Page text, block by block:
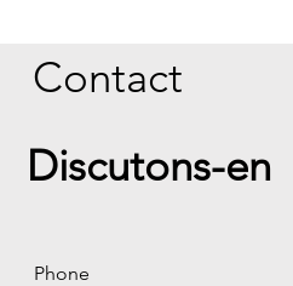
Contact
Discutons-en
Phone